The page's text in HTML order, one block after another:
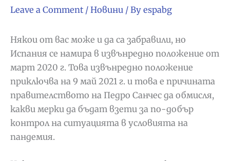
Leave a Comment / Новини / By espabg
Някои от вас може и да са забравили, но
Испания се намира в извънредно положение от
март 2020 г. Това извънредно положение
приключва на 9 май 2021 г. и това е причината
правителството на Педро Санчес да обмисля,
какви мерки да бъдат взети за по-добър
контрол на ситуацията в условията на
пандемия.